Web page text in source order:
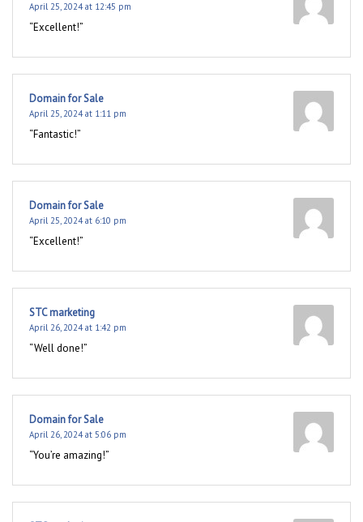
April 25, 2024 at 12:45 pm
“Excellent!”
Domain for Sale
April 25, 2024 at 1:11 pm
“Fantastic!”
Domain for Sale
April 25, 2024 at 6:10 pm
“Excellent!”
STC marketing
April 26, 2024 at 1:42 pm
“Well done!”
Domain for Sale
April 26, 2024 at 5:06 pm
“You’re amazing!”